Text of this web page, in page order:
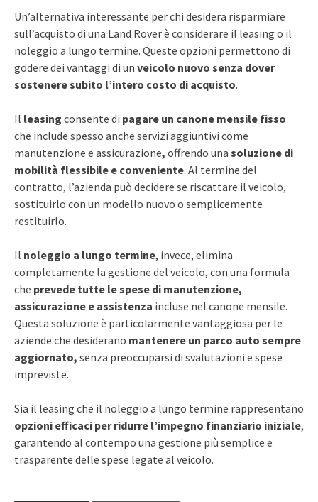
Un’alternativa interessante per chi desidera risparmiare
sull’acquisto di una Land Rover è considerare il leasing o il
noleggio a lungo termine. Queste opzioni permettono di
godere dei vantaggi di un veicolo nuovo senza dover
sostenere subito l’intero costo di acquisto.
Il leasing consente di pagare un canone mensile fisso
che include spesso anche servizi aggiuntivi come
manutenzione e assicurazione, offrendo una soluzione di
mobilità flessibile e conveniente. Al termine del
contratto, l’azienda può decidere se riscattare il veicolo,
sostituirlo con un modello nuovo o semplicemente
restituirlo.
Il noleggio a lungo termine, invece, elimina
completamente la gestione del veicolo, con una formula
che prevede tutte le spese di manutenzione,
assicurazione e assistenza incluse nel canone mensile.
Questa soluzione è particolarmente vantaggiosa per le
aziende che desiderano mantenere un parco auto sempre
aggiornato, senza preoccuparsi di svalutazioni e spese
impreviste.
Sia il leasing che il noleggio a lungo termine rappresentano
opzioni efficaci per ridurre l’impegno finanziario iniziale,
garantendo al contempo una gestione più semplice e
trasparente delle spese legate al veicolo.